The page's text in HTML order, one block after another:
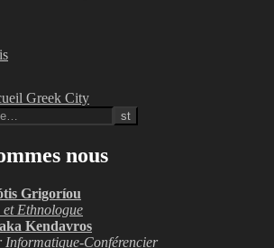
nous
Grigoríou
Ethnologue
Kendavros
Informatique-Conférencier